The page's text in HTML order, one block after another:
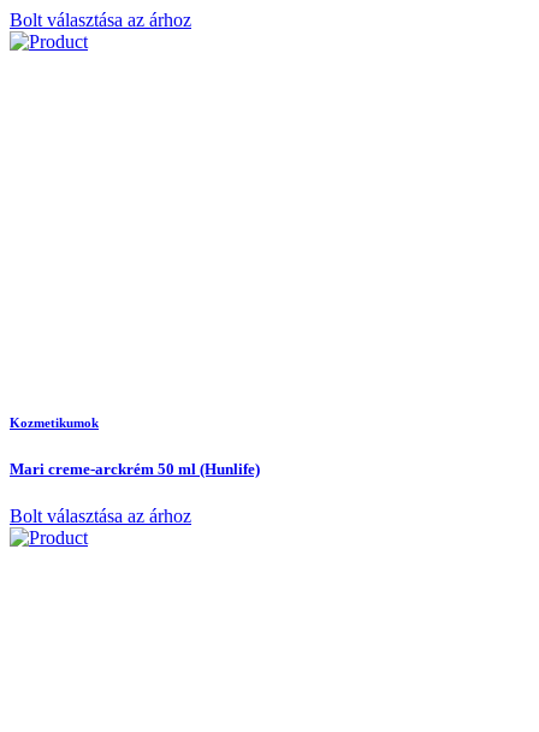
Bolt választása az árhoz
Kozmetikumok
Mari creme-arckrém 50 ml (Hunlife)
Bolt választása az árhoz